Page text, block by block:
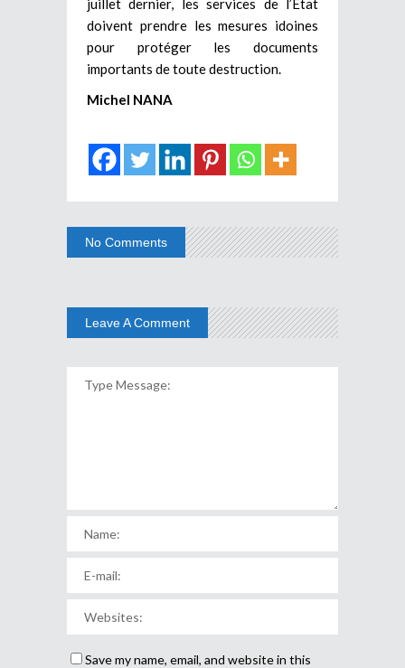
doivent prendre les mesures idoines
pour protéger les documents
importants de toute destruction.
Michel NANA
No Comments
Leave A Comment
Save my name, email, and website in this